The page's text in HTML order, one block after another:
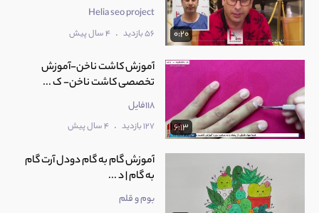
0:20
Helia seo project
56 بازدید . 4 سال پیش
6:13
آموزش کاشت ناخن-آموزش
تخصصی کاشت ناخن- ک ...
118فایل
127 بازدید . 4 سال پیش
آموزش گام به گام دودل آرت گام
به گام | د ...
بوم و قلم